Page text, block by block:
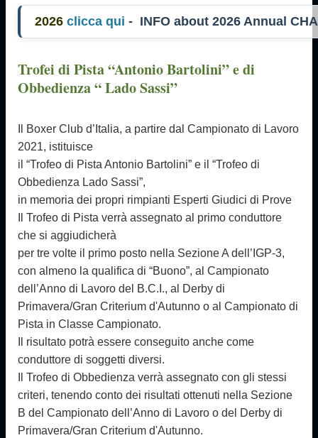
26 clicca qui- INFO about 2026 Annual
Trofei di Pista “Antonio Bartolini” e di
Obbedienza “ Lado Sassi”
Il Boxer Club d’Italia, a partire dal Campionato di Lavoro
2021, istituisce
il “Trofeo di Pista Antonio Bartolini” e il “Trofeo di
Obbedienza Lado Sassi”,
in memoria dei propri rimpianti Esperti Giudici di Prove
Il Trofeo di Pista verrà assegnato al primo conduttore
che si aggiudicherà
per tre volte il primo posto nella Sezione A dell’IGP-3,
con almeno la qualifica di “Buono”, al Campionato
dell’Anno di Lavoro del B.C.I., al Derby di
Primavera/Gran Criterium d'Autunno o al Campionato di
Pista in Classe Campionato.
Il risultato potrà essere conseguito anche come
conduttore di soggetti diversi.
Il Trofeo di Obbedienza verrà assegnato con gli stessi
criteri, tenendo conto dei risultati ottenuti nella Sezione
B del Campionato dell’Anno di Lavoro o del Derby di
Primavera/Gran Criterium d'Autunno.